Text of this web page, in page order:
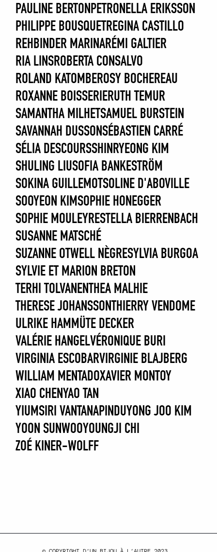
PAULINE BERTONPETRONELLA ERIKSSON
PHILIPPE BOUSQUETREGINA CASTILLO
REHBINDER MARINARÉMI GALTIER
RIA LINSROBERTA CONSALVO
ROLAND KATOMBEROSY BOCHEREAU
ROXANNE BOISSERIERUTH TEMUR
SAMANTHA MILHETSAMUEL BURSTEIN
SAVANNAH DUSSONSÉBASTIEN CARRÉ
SÉLIA DESCOURSSHINRYEONG KIM
SHULING LIUSOFIA BANKESTRÖM
SOKINA GUILLEMOTSOLINE D'ABOVILLE
SOOYEON KIMSOPHIE HONEGGER
SOPHIE MOULEYRESTELLA BIERRENBACH
SUSANNE MATSCHÉ
SUZANNE OTWELL NÈGRESYLVIA BURGOA
SYLVIE ET MARION BRETON
TERHI TOLVANENTHEA MALHIE
THERESE JOHANSSONTHIERRY VENDOME
ULRIKE HAMMÜTE DECKER
VALÉRIE HANGELVÉRONIQUE BURI
VIRGINIA ESCOBARVIRGINIE BLAJBERG
WILLIAM MENTADOXAVIER MONTOY
XIAO CHENYAO TAN
YIUMSIRI VANTANAPINDUYONG JOO KIM
YOON SUNWOOYOUNGJI CHI
ZOÉ KINER-WOLFF